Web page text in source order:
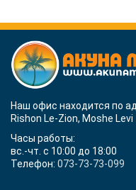
Наш офис находится по
Rishon Le-Zion, Moshe Levi
Часы работы:
вс.-чт. с 10:00 до 18:00
Телефон: 073-73-73-099